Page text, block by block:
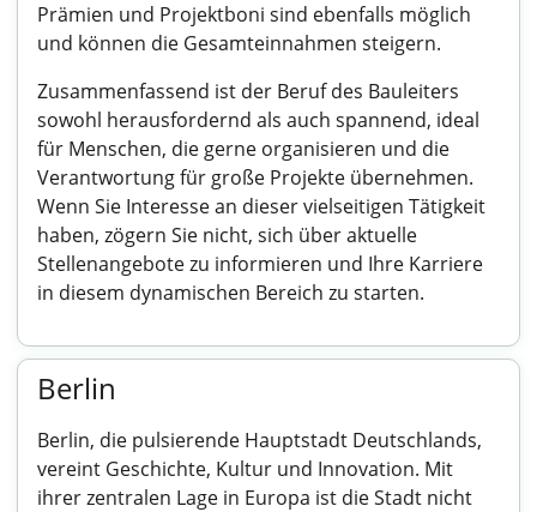
Prämien und Projektboni sind ebenfalls möglich
und können die Gesamteinnahmen steigern.
Zusammenfassend ist der Beruf des Bauleiters
sowohl herausfordernd als auch spannend, ideal
für Menschen, die gerne organisieren und die
Verantwortung für große Projekte übernehmen.
Wenn Sie Interesse an dieser vielseitigen Tätigkeit
haben, zögern Sie nicht, sich über aktuelle
Stellenangebote zu informieren und Ihre Karriere
in diesem dynamischen Bereich zu starten.
Berlin
Berlin, die pulsierende Hauptstadt Deutschlands,
vereint Geschichte, Kultur und Innovation. Mit
ihrer zentralen Lage in Europa ist die Stadt nicht